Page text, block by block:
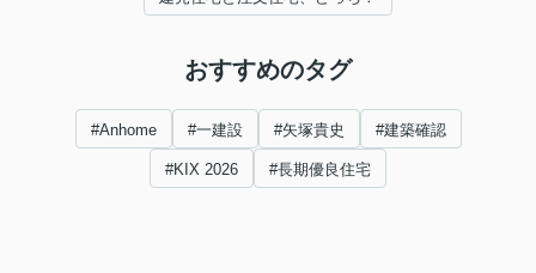
おすすめのタグ
#Anhome #一建設 #矢塚貴史 #建築確認
#KIX 2026 #長期優良住宅